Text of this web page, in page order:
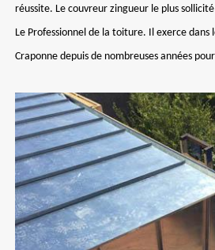
réussite. Le couvreur zingueur le plus
Le Professionnel de la toiture. Il exerce dans
Craponne depuis de nombreuses années